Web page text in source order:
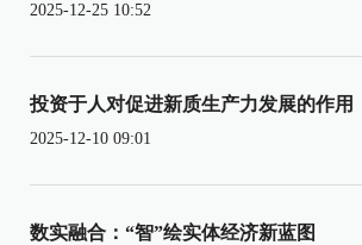
2025-12-25 10:52
投资于人对促进新质生产力发展的作用
2025-12-10 09:01
数实融合：“智”绘实体经济新蓝图